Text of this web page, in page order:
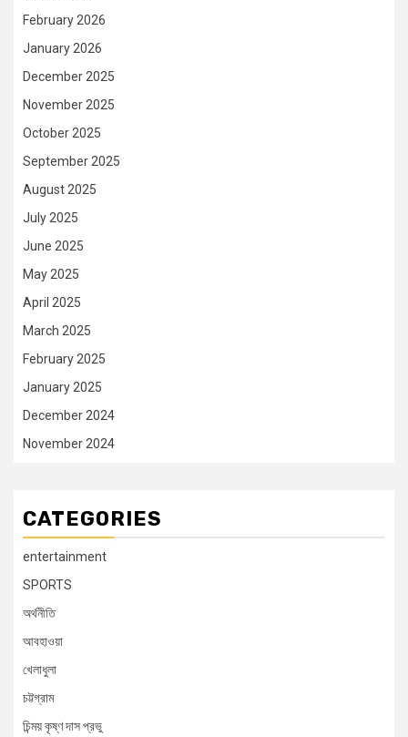
February 2026
January 2026
December 2025
November 2025
October 2025
September 2025
August 2025
July 2025
June 2025
May 2025
April 2025
March 2025
February 2025
January 2025
December 2024
November 2024
CATEGORIES
entertainment
SPORTS
অর্থনীতি
আবহাওয়া
খেলাধুলা
চট্টগ্রাম
চিন্ময় কৃষ্ণ দাস প্রভু